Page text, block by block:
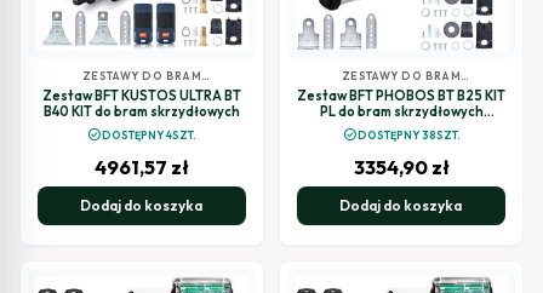
ZESTAWY DO BRAM
SKRZYDŁOWYCH
Zestaw BFT KUSTOS ULTRA BT
B40 KIT do bram skrzydłowych
check_circleDOSTĘPNY 4SZT.
4961,57 zł
Dodaj do koszyka
ZESTAWY DO BRAM
SKRZYDŁOWYCH
Zestaw BFT PHOBOS BT B25 KIT
PL do bram skrzydłowych
(R935358 00004 MDM 2614858)
check_circleDOSTĘPNY 38SZT.
3354,90 zł
Dodaj do koszyka